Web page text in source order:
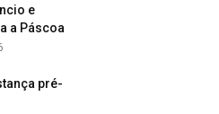
e
a Páscoa
pré-